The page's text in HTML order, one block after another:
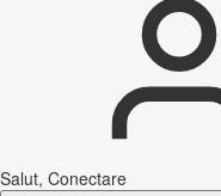
Salut, Conectare